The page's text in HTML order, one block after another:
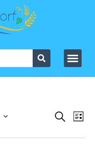
SucheList